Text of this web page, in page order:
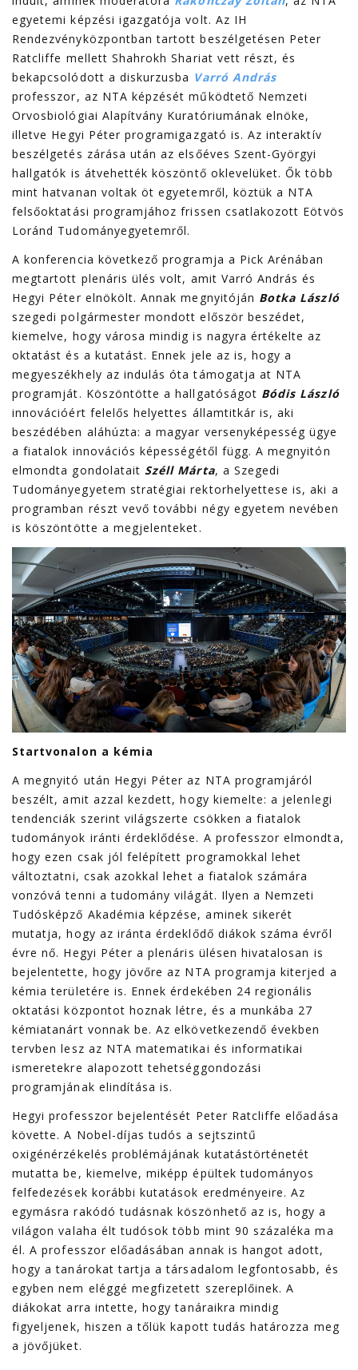
egyetemi képzési igazgatója volt. Az IH
Rendezvényközpontban tartott beszélgetésen Peter
Ratcliffe mellett Shahrokh Shariat vett részt, és
bekapcsolódott a diskurzusba Varró András
professzor, az NTA képzését működtető Nemzeti
Orvosbiológiai Alapítvány Kuratóriumának elnöke,
illetve Hegyi Péter programigazgató is. Az interaktív
beszélgetés zárása után az elsőéves Szent-Györgyi
hallgatók is átvehették köszöntő oklevelüket. Ők több
mint hatvanan voltak öt egyetemről, köztük a NTA
felsőoktatási programjához frissen csatlakozott Eötvös
Loránd Tudományegyetemről.
A konferencia következő programja a Pick Arénában
megtartott plenáris ülés volt, amit Varró András és
Hegyi Péter elnökölt. Annak megnyitóján Botka László
szegedi polgármester mondott először beszédet,
kiemelve, hogy városa mindig is nagyra értékelte az
oktatást és a kutatást. Ennek jele az is, hogy a
megyeszékhely az indulás óta támogatja at NTA
programját. Köszöntötte a hallgatóságot Bódis László
innovációért felelős helyettes államtitkár is, aki
beszédében aláhúzta: a magyar versenyképesség ügye
a fiatalok innovációs képességétől függ. A megnyitón
elmondta gondolatait Széll Márta, a Szegedi
Tudományegyetem stratégiai rektorhelyettese is, aki a
programban részt vevő további négy egyetem nevében
is köszöntötte a megjelenteket.
Startvonalon a kémia
A megnyitó után Hegyi Péter az NTA programjáról
beszélt, amit azzal kezdett, hogy kiemelte: a jelenlegi
tendenciák szerint világszerte csökken a fiatalok
tudományok iránti érdeklődése. A professzor elmondta,
hogy ezen csak jól felépített programokkal lehet
változtatni, csak azokkal lehet a fiatalok számára
vonzóvá tenni a tudomány világát. Ilyen a Nemzeti
Tudósképző Akadémia képzése, aminek sikerét
mutatja, hogy az iránta érdeklődő diákok száma évről
évre nő. Hegyi Péter a plenáris ülésen hivatalosan is
bejelentette, hogy jövőre az NTA programja kiterjed a
kémia területére is. Ennek érdekében 24 regionális
oktatási központot hoznak létre, és a munkába 27
kémiatanárt vonnak be. Az elkövetkezendő években
tervben lesz az NTA matematikai és informatikai
ismeretekre alapozott tehetséggondozási
programjának elindítása is.
Hegyi professzor bejelentését Peter Ratcliffe előadása
követte. A Nobel-díjas tudós a sejtszintű
oxigénérzékelés problémájának kutatástörténetét
mutatta be, kiemelve, miképp épültek tudományos
felfedezések korábbi kutatások eredményeire. Az
egymásra rakódó tudásnak köszönhető az is, hogy a
világon valaha élt tudósok több mint 90 százaléka ma
él. A professzor előadásában annak is hangot adott,
hogy a tanárokat tartja a társadalom legfontosabb, és
egyben nem eléggé megfizetett szereplőinek. A
diákokat arra intette, hogy tanáraikra mindig
figyeljenek, hiszen a tőlük kapott tudás határozza meg
a jövőjüket.